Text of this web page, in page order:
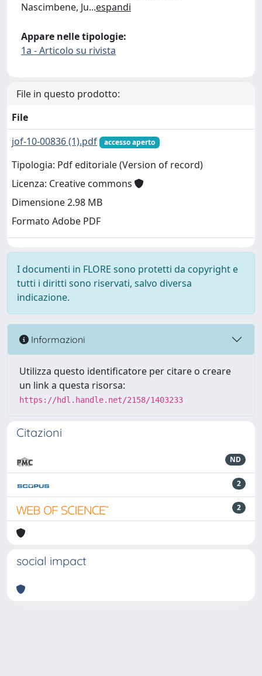
Nascimbene, Ju...espandi
Appare nelle tipologie:
1a - Articolo su rivista
File in questo prodotto:
File
jof-10-00836 (1).pdf
accesso aperto
Tipologia: Pdf editoriale (Version of record)
Licenza: Creative commons
Dimensione 2.98 MB
Formato Adobe PDF
I documenti in FLORE sono protetti da copyright e
tutti i diritti sono riservati, salvo diversa
indicazione.
Informazioni
Utilizza questo identificatore per citare o creare
un link a questa risorsa:
https://hdl.handle.net/2158/1403233
Citazioni
ND
2
2
social impact